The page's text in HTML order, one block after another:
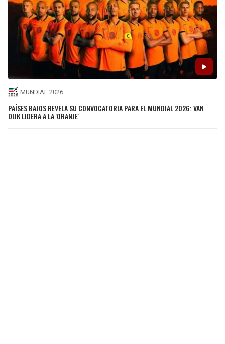
MUNDIAL 2026
PAÍSES BAJOS REVELA SU CONVOCATORIA PARA EL MUNDIAL 2026: VAN
DIJK LIDERA A LA 'ORANJE'